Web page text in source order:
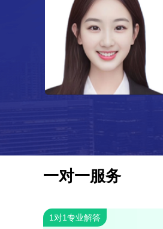
一对一服务
1对1专业解答